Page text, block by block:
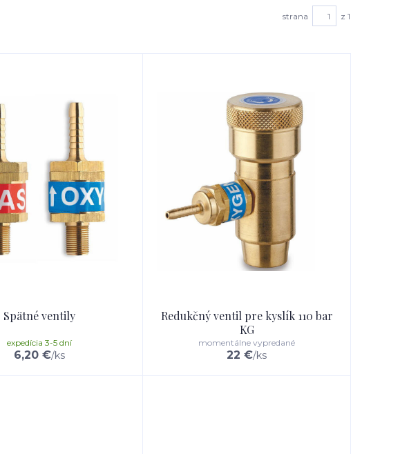
strana z 1
Spätné ventily
6,20 €/ks
expedícia 3-5 dní
Redukčný ventil pre kyslík 110 bar
KG
22 €/ks
momentálne vypredané